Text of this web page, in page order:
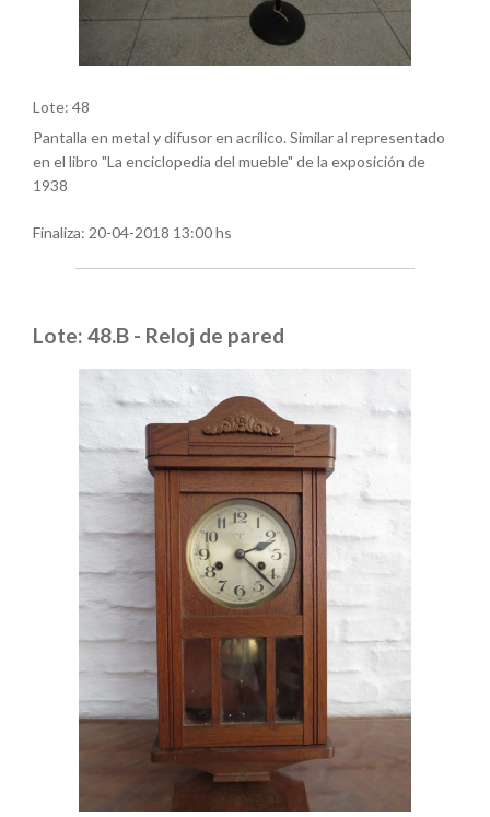
Lote: 48
Pantalla en metal y difusor en acrílico. Similar al representado
en el libro "La enciclopedia del mueble" de la exposición de
1938
Finaliza: 20-04-2018 13:00 hs
Lote: 48.B - Reloj de pared